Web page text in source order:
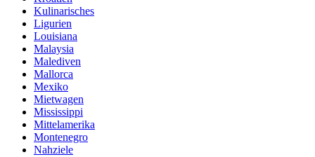
Kulinarisches
Ligurien
Louisiana
Malaysia
Malediven
Mallorca
Mexiko
Mietwagen
Mississippi
Mittelamerika
Montenegro
Nahziele